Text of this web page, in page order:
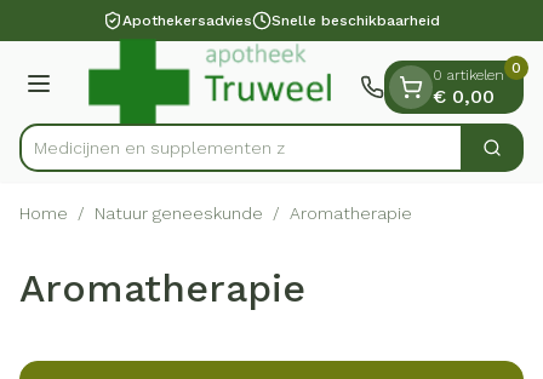
Ga naar de inhoudApothekersadvies Snelle beschikbaarheid
Menu
Product, merk, categorie...
Medicijne Zoek
0 artikelen
€ 0,00
0
Home / Natuur geneeskunde / Aromatherapie
Aromatherapie